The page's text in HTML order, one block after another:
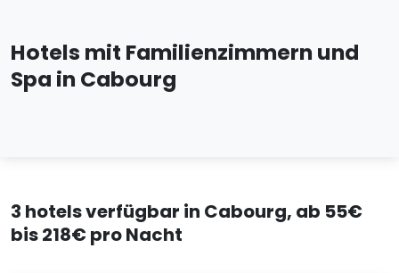
Hotels mit Familienzimmern und
Spa in Cabourg
3 hotels verfügbar in Cabourg, ab 55€
bis 218€ pro Nacht